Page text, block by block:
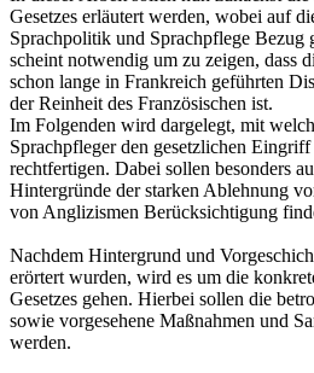
Gesetzes erläutert werden, wobei auf
Sprachpolitik und Sprachpflege Bezug
scheint notwendig um zu zeigen, dass
schon lange in Frankreich geführten
der Reinheit des Französischen ist.
Im Folgenden wird dargelegt, mit
Sprachpfleger den gesetzlichen
rechtfertigen. Dabei sollen besonders
Hintergründe der starken Ablehnung
von Anglizismen Berücksichtigung
Nachdem Hintergrund und
erörtert wurden, wird es um die
Gesetzes gehen. Hierbei sollen die
sowie vorgesehene Maßnahmen und
werden.